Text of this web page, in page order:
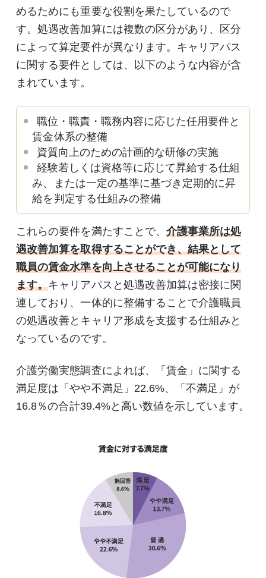
めるためにも重要な役割を果たしているので
す。処遇改善加算には複数の区分があり、区分
によって算定要件が異なります。キャリアパス
に関する要件としては、以下のような内容が含
まれています。
職位・職責・職務内容に応じた任用要件と
賃金体系の整備
資質向上のための計画的な研修の実施
経験若しくは資格等に応じて昇給する仕組
み、または一定の基準に基づき定期的に昇
給を判定する仕組みの整備
これらの要件を満たすことで、 介護事業所は処
遇改善加算を取得することができ、結果として
職員の賃金水準を向上させることが可能になり
ます。キャリアパスと処遇改善加算は密接に関
連しており、一体的に整備することで介護職員
の処遇改善とキャリア形成を支援する仕組みと
なっているのです。
介護労働実態調査によれば、「賃金」に関する
満足度は「やや不満足」22.6%、「不満足」が
16.8％の合計39.4%と高い数値を示しています。